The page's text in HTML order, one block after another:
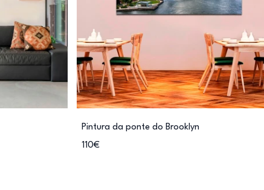
Pintura da ponte do Brooklyn
110€